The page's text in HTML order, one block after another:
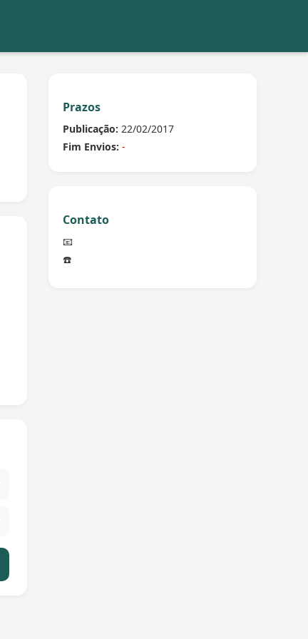
Prazos
Publicação: 22/02/2017
Fim Envios: -
Contato
📧
☎️